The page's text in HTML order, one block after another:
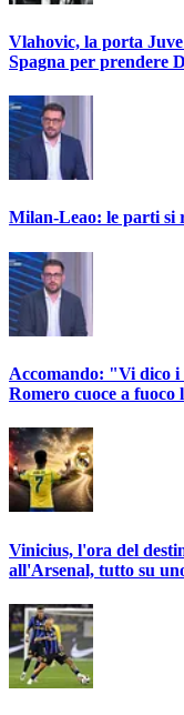
Vlahovic, la porta
Spagna per prendere
Milan-Leao: le parti si
Accomando: "Vi dico i
Romero cuoce a
Vinicius, l'ora del
all'Arsenal, tutto su